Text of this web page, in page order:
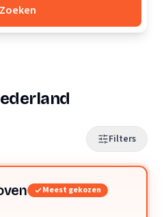
Zoeken
Filters
Meest gekozen